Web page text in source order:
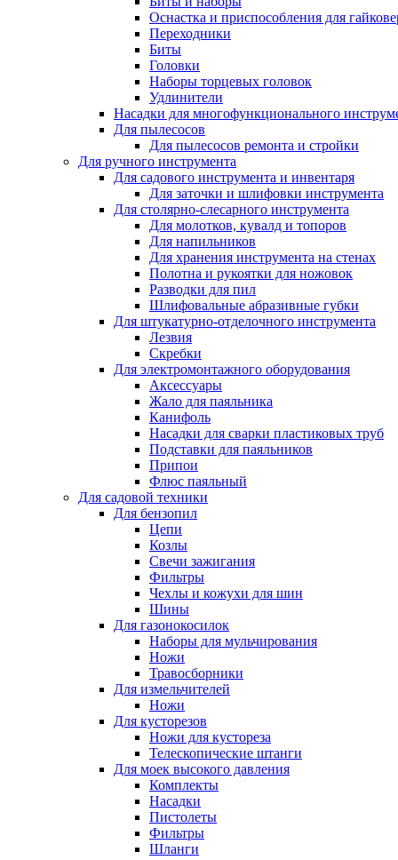
Оснастка и приспособления для
Переходники
Биты
Головки
Наборы торцевых головок
Удлинители
Насадки для многофункционального
Для пылесосов
Для пылесосов ремонта и стройки
Для ручного инструмента
Для садового инструмента и инвентаря
Для заточки и шлифовки инструмента
Для столярно-слесарного инструмента
Для молотков, кувалд и топоров
Для напильников
Для хранения инструмента на стенах
Полотна и рукоятки для ножовок
Разводки для пил
Шлифовальные абразивные губки
Для штукатурно-отделочного инструмента
Лезвия
Скребки
Для электромонтажного оборудования
Аксессуары
Жало для паяльника
Канифоль
Насадки для сварки пластиковых труб
Подставки для паяльников
Припои
Флюс паяльный
Для садовой техники
Для бензопил
Цепи
Козлы
Свечи зажигания
Фильтры
Чехлы и кожухи для шин
Шины
Для газонокосилок
Наборы для мульчирования
Ножи
Травосборники
Для измельчителей
Ножи
Для кусторезов
Ножи для кустореза
Телескопические штанги
Для моек высокого давления
Комплекты
Насадки
Пистолеты
Фильтры
Шланги